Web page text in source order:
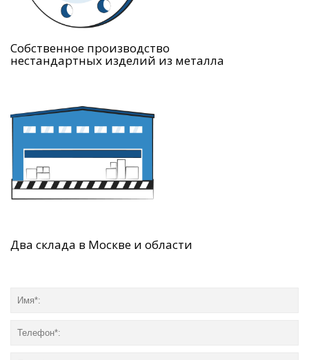
Собственное производство
нестандартных изделий из металла
Два склада в Москве и области